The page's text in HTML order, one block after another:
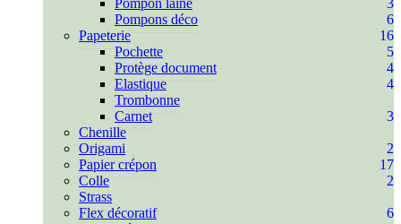
Pompon laine
3
Pompons déco
6
Papeterie
16
Pochette
5
Protège document
4
Elastique
4
Trombonne
Carnet
3
Chenille
Origami
2
Papier crépon
17
Colle
2
Strass
Flex décoratif
6